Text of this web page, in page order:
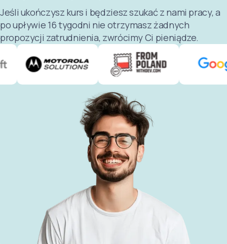
Jeśli ukończysz kurs i będziesz szukać z nami pracy, a
po upływie 16 tygodni nie otrzymasz żadnych
propozycji zatrudnienia, zwrócimy Ci pieniądze.